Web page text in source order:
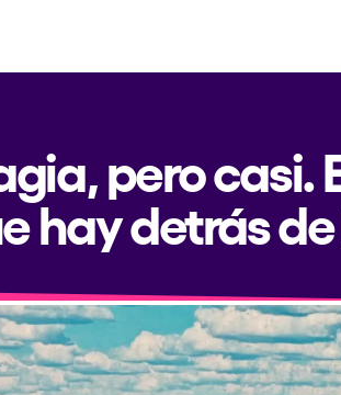
pero casi.
hay detrás